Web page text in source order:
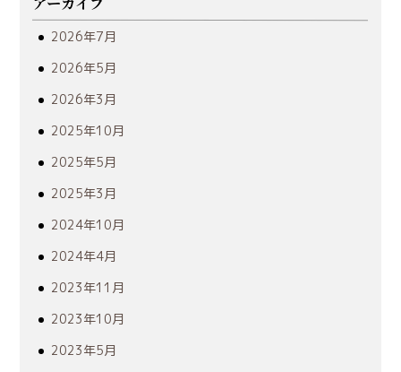
2026年7月
2026年5月
2026年3月
2025年10月
2025年5月
2025年3月
2024年10月
2024年4月
2023年11月
2023年10月
2023年5月